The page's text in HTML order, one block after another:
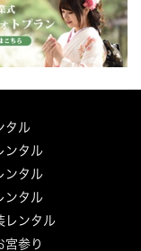
タル
ンタル
ンタル
ンタル
レンタル
宮参り